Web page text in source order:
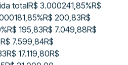
totalR$ 3.000241,85%R$
200,83R$
195,83R$ 7.049,88R$
7.599,84R$
17.119,80R$